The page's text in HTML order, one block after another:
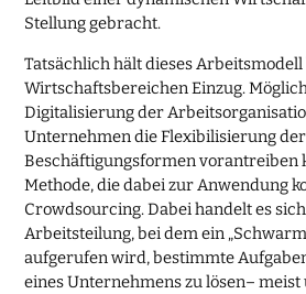
Stellung gebracht.
Tatsächlich hält dieses
Wirtschaftsbereichen Einzug.
Digitalisierung der
Unternehmen die Flexibilisierung der
Beschäftigungsformen vorantreiben
Methode, die dabei zur Anwendung
Crowdsourcing. Dabei handelt es
Arbeitsteilung, bei dem ein
aufgerufen wird, bestimmte
eines Unternehmens zu lösen–